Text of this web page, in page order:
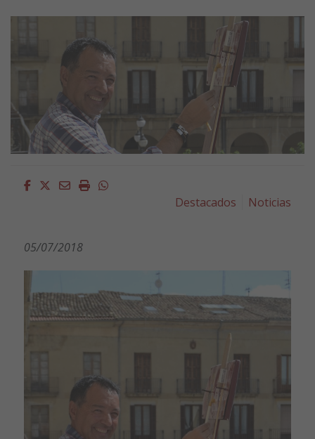
Facebook
Twitter
EmailImprimirWhatsapp
Destacados
Noticias
05/07/2018